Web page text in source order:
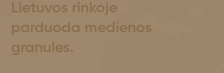
Lietuvos rinkoje
parduoda medienos
granules.